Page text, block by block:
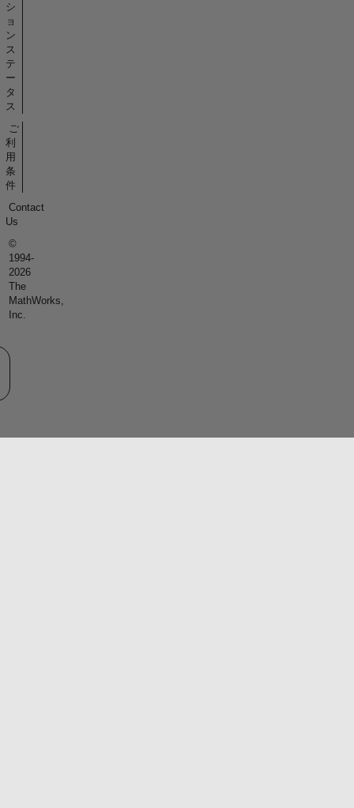
シ
ョ
ン
ス
テ
ー
タ
ス
ご
利
用
条
件
Contact
Us
©
1994-
2026
The
MathWorks,
Inc.
サイトの選択